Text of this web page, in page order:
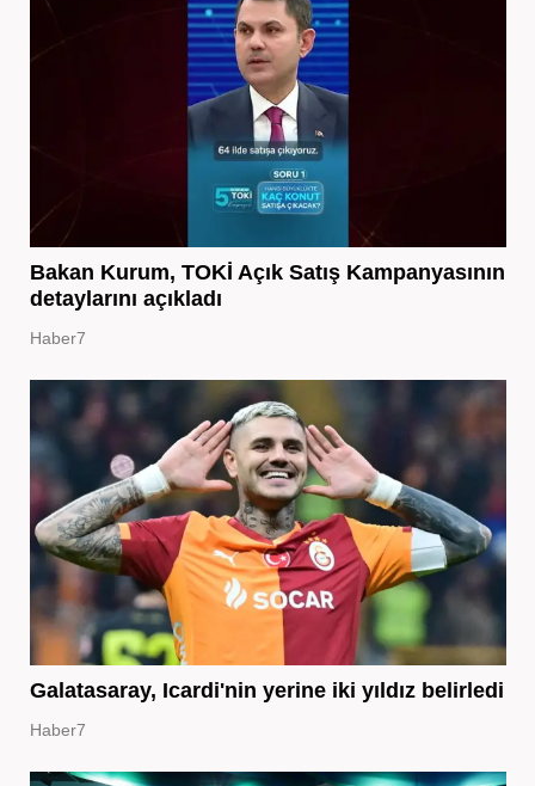
Bakan Kurum, TOKİ Açık Satış Kampanyasının
detaylarını açıkladı
Haber7
Galatasaray, Icardi'nin yerine iki yıldız belirledi
Haber7